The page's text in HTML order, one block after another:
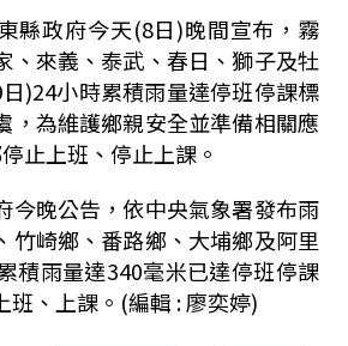
縣政府今天(8日)晚間宣布，霧
、來義、泰武、春日、獅子及牡
)24小時累積雨量達停班停課標
，為維護鄉親安全並準備相關應
止上班、停止上課。
今晚公告，依中央氣象署發布雨
竹崎鄉、番路鄉、大埔鄉及阿里
積雨量達340毫米已達停班停課
班、上課。(編輯 : 廖奕婷)